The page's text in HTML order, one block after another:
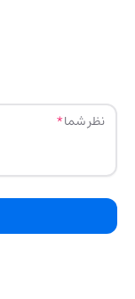
نظر شما